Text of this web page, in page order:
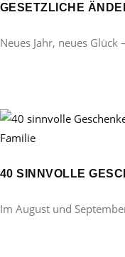
GESETZLICHE
Neues Jahr, neues
Familie
40 SINNVOLLE
Im August und